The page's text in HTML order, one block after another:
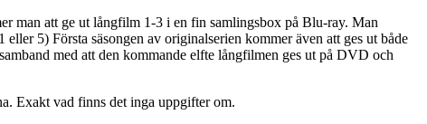
man att ge ut långfilm 1-3 i en fin samlingsbox på Blu-ray. Man
5) Första säsongen av originalserien kommer även att ges ut både
med att den kommande elfte långfilmen ges ut på DVD och
Exakt vad finns det inga uppgifter om.